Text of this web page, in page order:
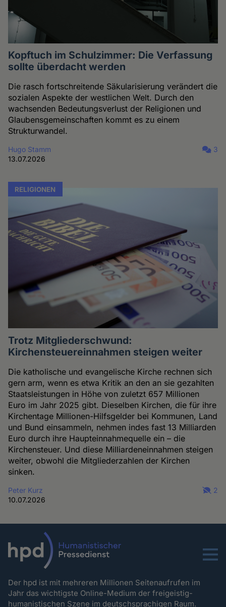
Kopftuch im Schulzimmer: Die Verfassung
sollte überdacht werden
Die rasch fortschreitende Säkularisierung verändert die
sozialen Aspekte der westlichen Welt. Durch den
wachsenden Bedeutungsverlust der Religionen und
Glaubensgemeinschaften kommt es zu einem
Strukturwandel.
Hugo Stamm
13.07.2026
3
RELIGIONEN
Trotz Mitgliederschwund:
Kirchensteuereinnahmen steigen weiter
Die katholische und evangelische Kirche rechnen sich
gern arm, wenn es etwa Kritik an den an sie gezahlten
Staatsleistungen in Höhe von zuletzt 657 Millionen
Euro im Jahr 2025 gibt. Dieselben Kirchen, die für ihre
Kirchentage Millionen-Hilfsgelder bei Kommunen, Land
und Bund einsammeln, nehmen indes fast 13 Milliarden
Euro durch ihre Haupteinnahmequelle ein – die
Kirchensteuer. Und diese Milliardeneinnahmen steigen
weiter, obwohl die Mitgliederzahlen der Kirchen
sinken.
Peter Kurz
10.07.2026
2
Menu
Der hpd ist mit mehreren Millionen Seitenaufrufen im
Jahr das wichtigste Online-Medium der freigeistig-
humanistischen Szene im deutschsprachigen Raum.